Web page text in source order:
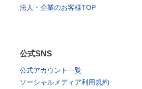
法人・企業のお客様TOP
公式SNS
公式アカウント一覧
ソーシャルメディア利用規約